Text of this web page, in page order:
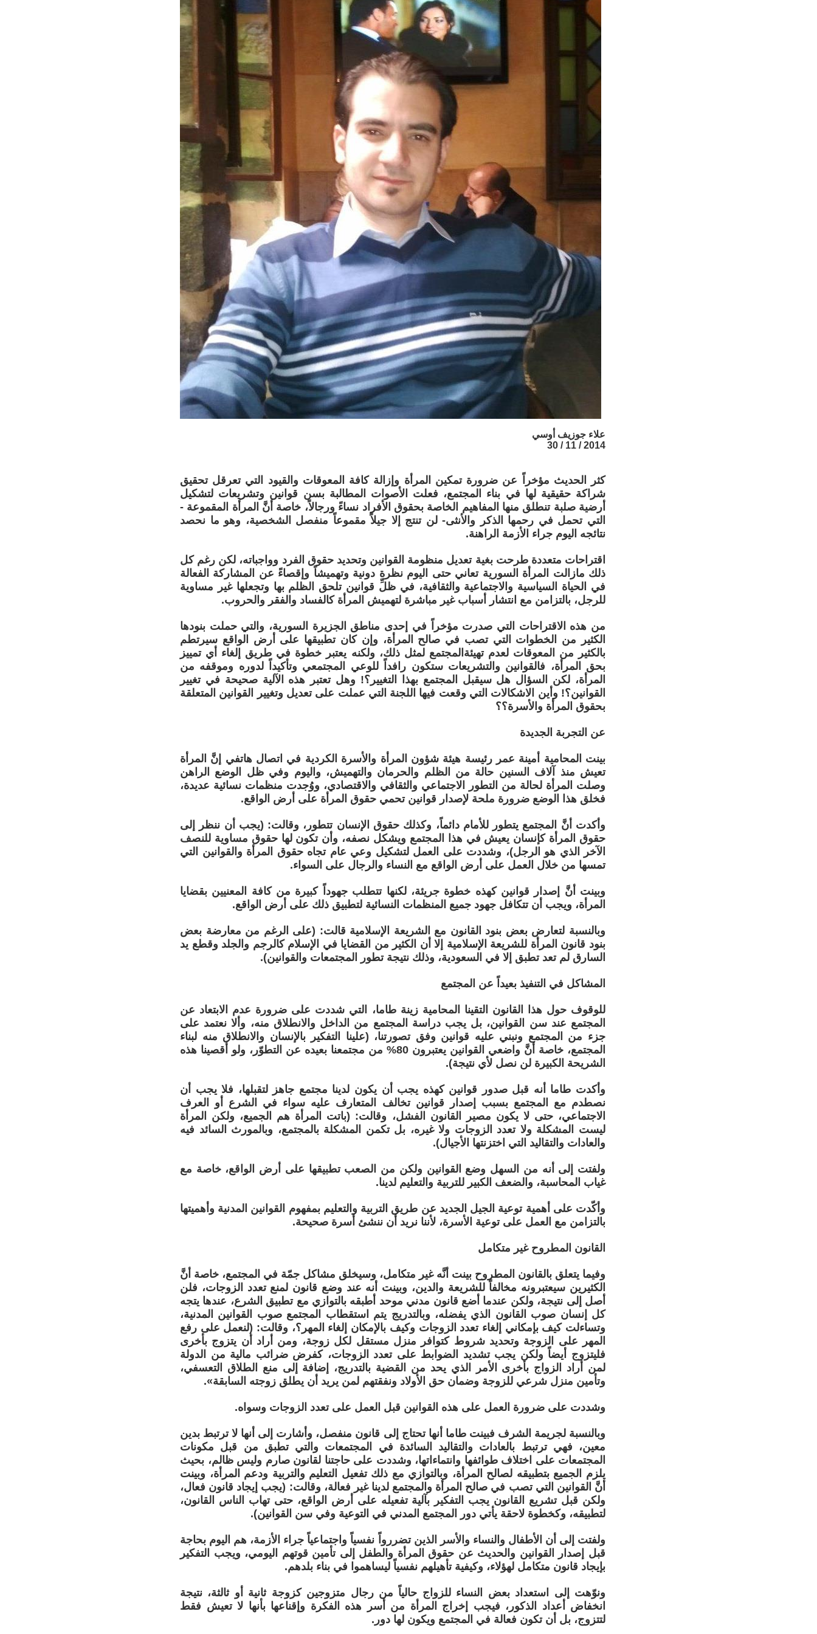
علاء جوزيف أوسي
2014 / 11 / 30
كثر الحديث مؤخراً عن ضرورة تمكين المرأة وإزالة كافة المعوقات والقيود التي تعرقل تحقيق
شراكة حقيقية لها في بناء المجتمع، فعلت الأصوات المطالبة بسن قوانين وتشريعات لتشكيل
أرضية صلبة تنطلق منها المفاهيم الخاصة بحقوق الأفراد نساءً ورجالاً، خاصة أنَّ المرأة المقموعة -
التي تحمل في رحمها الذكر والأنثى- لن تنتج إلا جيلاً مقموعاً منفصل الشخصية، وهو ما نحصد
نتائجه اليوم جراء الأزمة الراهنة.
اقتراحات متعددة طرحت بغية تعديل منظومة القوانين وتحديد حقوق الفرد وواجباته، لكن رغم كل
ذلك مازالت المرأة السورية تعاني حتى اليوم نظرة دونية وتهميشاً وإقصاءً عن المشاركة الفعالة
في الحياة السياسية والاجتماعية والثقافية، في ظلِّ قوانين تلحق الظلم بها وتجعلها غير مساوية
للرجل، بالتزامن مع انتشار أسباب غير مباشرة لتهميش المرأة كالفساد والفقر والحروب.
من هذه الاقتراحات التي صدرت مؤخراً في إحدى مناطق الجزيرة السورية، والتي حملت بنودها
الكثير من الخطوات التي تصب في صالح المرأة، وإن كان تطبيقها على أرض الواقع سيرتطم
بالكثير من المعوقات لعدم تهيئةالمجتمع لمثل ذلك، ولكنه يعتبر خطوة في طريق إلغاء أي تمييز
بحق المرأة، فالقوانين والتشريعات ستكون رافداً للوعي المجتمعي وتأكيداً لدوره وموقفه من
المرأة، لكن السؤال هل سيقبل المجتمع بهذا التغيير؟! وهل تعتبر هذه الآلية صحيحة في تغيير
القوانين؟! وأين الاشكالات التي وقعت فيها اللجنة التي عملت على تعديل وتغيير القوانين المتعلقة
بحقوق المرأة والأسرة؟؟
عن التجربة الجديدة
بينت المحامية أمينة عمر رئيسة هيئة شؤون المرأة والأسرة الكردية في اتصال هاتفي إنَّ المرأة
تعيش منذ آلاف السنين حالة من الظلم والحرمان والتهميش، واليوم وفي ظل الوضع الراهن
وصلت المرأة لحالة من التطور الاجتماعي والثقافي والاقتصادي، ووُجدت منظمات نسائية عديدة،
فخلق هذا الوضع ضرورة ملحة لإصدار قوانين تحمي حقوق المرأة على أرض الواقع.
وأكدت أنَّ المجتمع يتطور للأمام دائماً، وكذلك حقوق الإنسان تتطور، وقالت: (يجب أن ننظر إلى
حقوق المرأة كإنسان يعيش في هذا المجتمع ويشكل نصفه، وأن تكون لها حقوق مساوية للنصف
الآخر الذي هو الرجل)، وشددت على العمل لتشكيل وعي عام تجاه حقوق المرأة والقوانين التي
تمسها من خلال العمل على أرض الواقع مع النساء والرجال على السواء.
وبينت أنَّ إصدار قوانين كهذه خطوة جريئة، لكنها تتطلب جهوداً كبيرة من كافة المعنيين بقضايا
المرأة، ويجب أن تتكافل جهود جميع المنظمات النسائية لتطبيق ذلك على أرض الواقع.
وبالنسبة لتعارض بعض بنود القانون مع الشريعة الإسلامية قالت: (على الرغم من معارضة بعض
بنود قانون المرأة للشريعة الإسلامية إلا أن الكثير من القضايا في الإسلام كالرجم والجلد وقطع يد
السارق لم تعد تطبق إلا في السعودية، وذلك نتيجة تطور المجتمعات والقوانين).
المشاكل في التنفيذ بعيداً عن المجتمع
للوقوف حول هذا القانون التقينا المحامية زينة طاما، التي شددت على ضرورة عدم الابتعاد عن
المجتمع عند سن القوانين، بل يجب دراسة المجتمع من الداخل والانطلاق منه، وألا نعتمد على
جزء من المجتمع ونبني عليه قوانين وفق تصورتنا، (علينا التفكير بالإنسان والانطلاق منه لبناء
المجتمع، خاصة أنَّ واضعي القوانين يعتبرون 80% من مجتمعنا بعيده عن التطوّر، ولو أقصينا هذه
الشريحة الكبيرة لن نصل لأي نتيجة).
وأكدت طاما أنه قبل صدور قوانين كهذه يجب أن يكون لدينا مجتمع جاهز لتقبلها، فلا يجب أن
نصطدم مع المجتمع بسبب إصدار قوانين تخالف المتعارف عليه سواء في الشرع أو العرف
الاجتماعي، حتى لا يكون مصير القانون الفشل، وقالت: (باتت المرأة هم الجميع، ولكن المرأة
ليست المشكلة ولا تعدد الزوجات ولا غيره، بل تكمن المشكلة بالمجتمع، وبالمورث السائد فيه
والعادات والتقاليد التي اختزنتها الأجيال).
ولفتت إلى أنه من السهل وضع القوانين ولكن من الصعب تطبيقها على أرض الواقع، خاصة مع
غياب المحاسبة، والضعف الكبير للتربية والتعليم لدينا.
وأكّدت على أهمية توعية الجيل الجديد عن طريق التربية والتعليم بمفهوم القوانين المدنية وأهميتها
بالتزامن مع العمل على توعية الأسرة، لأننا نريد أن ننشئ أسرة صحيحة.
القانون المطروح غير متكامل
وفيما يتعلق بالقانون المطروح بينت أنَّه غير متكامل، وسيخلق مشاكل جمّة في المجتمع، خاصة أنَّ
الكثيرين سيعتبرونه مخالفاً للشريعة والدين، وبينت أنه عند وضع قانون لمنع تعدد الزوجات، فلن
أصل إلى نتيجة، ولكن عندما أضع قانون مدني موحد أطبقه بالتوازي مع تطبيق الشرع، عندها يتجه
كل إنسان صوب القانون الذي يفضله، وبالتدريج يتم استقطاب المجتمع صوب القوانين المدنية،
وتساءلت كيف بإمكاني إلغاء تعدد الزوجات وكيف بالإمكان إلغاء المهر؟، وقالت: (لنعمل على رفع
المهر على الزوجة وتحديد شروط كتوافر منزل مستقل لكل زوجة، ومن أراد أن يتزوج بأخرى
فليتزوج أيضاً ولكن يجب تشديد الضوابط على تعدد الزوجات، كفرض ضرائب مالية من الدولة
لمن أراد الزواج بأخرى الأمر الذي يحد من القضية بالتدريج، إضافة إلى منع الطلاق التعسفي،
وتأمين منزل شرعي للزوجة وضمان حق الأولاد ونفقتهم لمن يريد أن يطلق زوجته السابقة».
وشددت على ضرورة العمل على هذه القوانين قبل العمل على تعدد الزوجات وسواه.
وبالنسبة لجريمة الشرف فبينت طاما أنها تحتاج إلى قانون منفصل، وأشارت إلى أنها لا ترتبط بدين
معين، فهي ترتبط بالعادات والتقاليد السائدة في المجتمعات والتي تطبق من قبل مكونات
المجتمعات على اختلاف طوائفها وانتماءاتها، وشددت على حاجتنا لقانون صارم وليس ظالم، بحيث
يلزم الجميع بتطبيقه لصالح المرأة، وبالتوازي مع ذلك تفعيل التعليم والتربية ودعم المرأة، وبينت
أنَّ القوانين التي تصب في صالح المرأة والمجتمع لدينا غير فعالة، وقالت: (يجب إيجاد قانون فعال،
ولكن قبل تشريع القانون يجب التفكير بآلية تفعيله على أرض الواقع، حتى تهاب الناس القانون،
لتطبيقه، وكخطوة لاحقة يأتي دور المجتمع المدني في التوعية وفي سن القوانين).
ولفتت إلى أن الأطفال والنساء والأسر الذين تضررواً نفسياً واجتماعياً جراء الأزمة، هم اليوم بحاجة
قبل إصدار القوانين والحديث عن حقوق المرأة والطفل إلى تأمين قوتهم اليومي، ويجب التفكير
بإيجاد قانون متكامل لهؤلاء، وكيفية تأهيلهم نفسياً ليساهموا في بناء بلدهم.
ونوّهت إلى استعداد بعض النساء للزواج حالياً من رجال متزوجين كزوجة ثانية أو ثالثة، نتيجة
انخفاض أعداد الذكور، فيجب إخراج المرأة من أسر هذه الفكرة وإقناعها بأنها لا تعيش فقط
لتتزوج، بل أن تكون فعالة في المجتمع ويكون لها دور.